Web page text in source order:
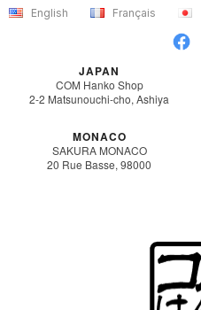
内
English Français
JAPAN
COM Hanko Shop
2-2 Matsunouchi-cho, Ashiya
MONACO
SAKURA MONACO
20 Rue Basse, 98000